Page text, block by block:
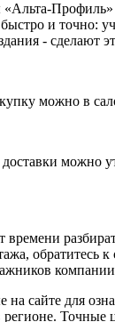
и точно:
- сделают
можно в
можно
времени
обратитесь
на сайте для
Точные